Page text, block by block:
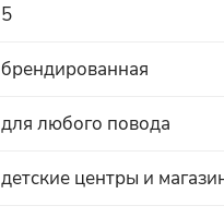
5
брендированная
для любого повода
детские центры и